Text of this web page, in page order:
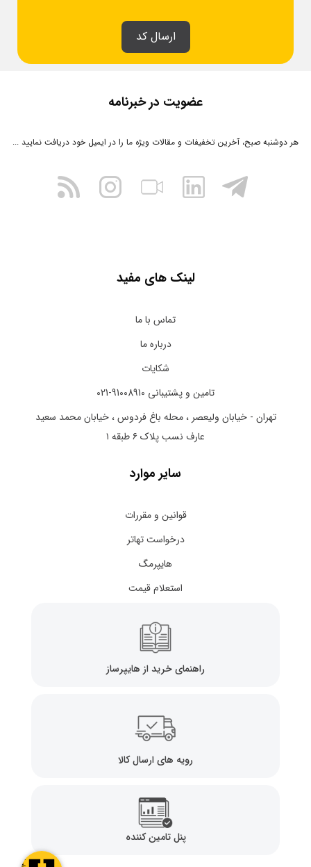
ارسال کد
لینک های مفید
تماس با ما
درباره ما
شکایات
تامین و پشتیبانی 91008910-021
تهران - خیابان ولیعصر ، محله باغ فردوس ، خیابان محمد سعید
عارف نسب پلاک ۶ طبقه ۱
سایر موارد
قوانین و مقررات
درخواست تهاتر
هایپرمگ
استعلام قیمت
راهنمای خرید از هایپرساز
رویه های ارسال کالا
پنل تامین کننده
عضویت در خبرنامه
هر دوشنبه صبح، آخرین تخفیفات و مقالات ویژه ما را در ایمیل خود دریافت نمایید ...